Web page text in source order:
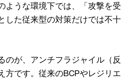
ような環境下では、「攻撃を受
した従来型の対策だけでは不十
のが、アンチフラジャイル（反
方です。従来のBCPやレジリエ